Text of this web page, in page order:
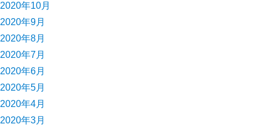
2020年10月
2020年9月
2020年8月
2020年7月
2020年6月
2020年5月
2020年4月
2020年3月